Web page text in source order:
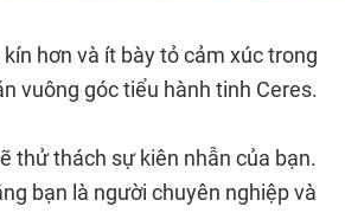
hơn và ít bày tỏ cảm xúc trong
vuông góc tiểu hành tinh Ceres.
thử thách sự kiên nhẫn của bạn.
bạn là người chuyên nghiệp và